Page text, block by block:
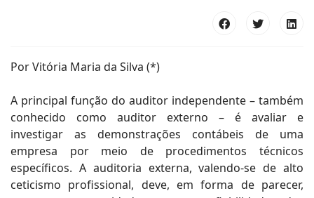
Por Vitória Maria da Silva (*)
A principal função do auditor independente – também
conhecido como auditor externo – é avaliar e
investigar as demonstrações contábeis de uma
empresa por meio de procedimentos técnicos
específicos. A auditoria externa, valendo-se de alto
ceticismo profissional, deve, em forma de parecer,